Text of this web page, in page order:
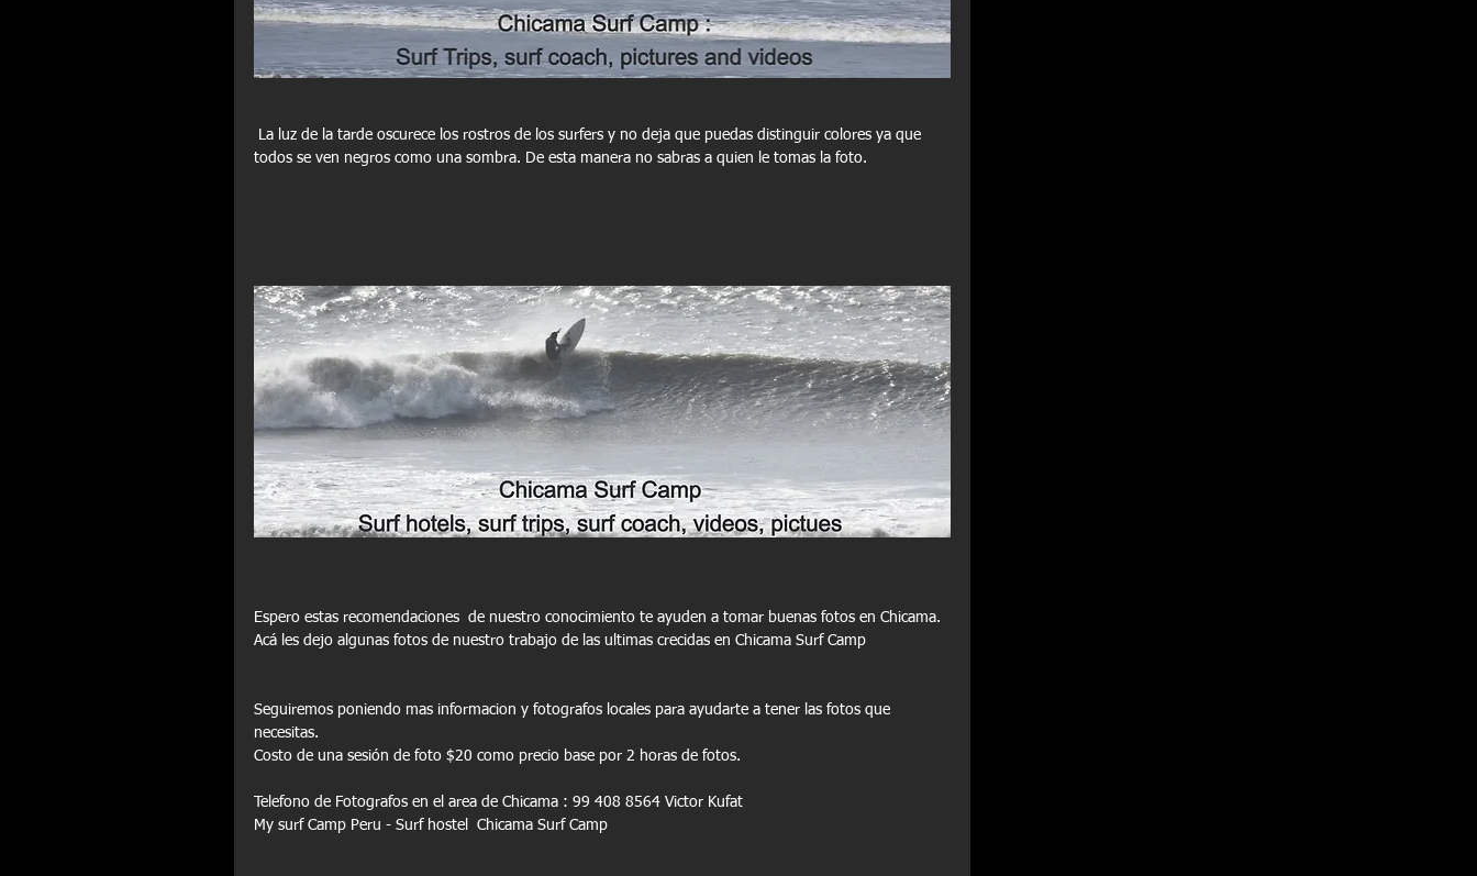
todos se ven negros como una sombra. De esta manera no sabras a quien le tomas la foto.
Espero estas recomendaciones  de nuestro conocimiento te ayuden a tomar buenas fotos en Chicama.
Acá les dejo algunas fotos de nuestro trabajo de las ultimas crecidas en Chicama Surf Camp
Seguiremos poniendo mas informacion y fotografos locales para ayudarte a tener las fotos que
necesitas.
Costo de una sesión de foto $20 como precio base por 2 horas de fotos.
Telefono de Fotografos en el area de Chicama : 99 408 8564 Victor Kufat
My surf Camp Peru - Surf hostel  Chicama Surf Camp